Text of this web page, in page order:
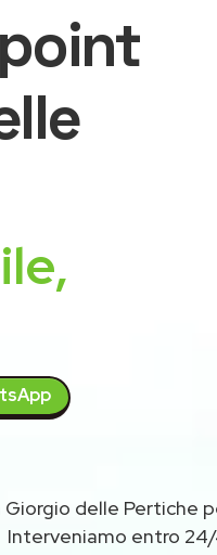
delle Pertiche
Interveniamo entro